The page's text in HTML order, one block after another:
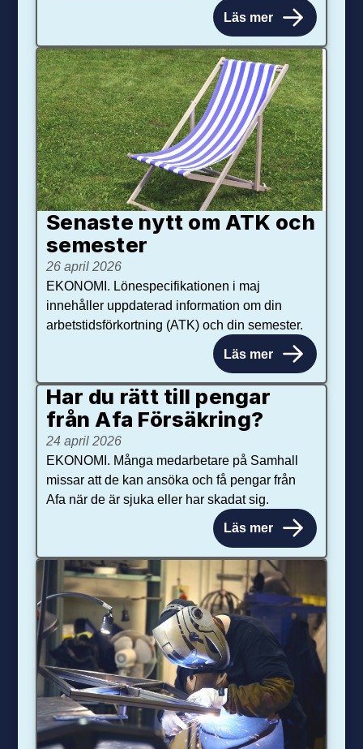
Läs mer
Senaste nytt om ATK och
se­mester
26 april 2026
EKONOMI. Lönespecifikationen i maj
innehåller uppdaterad information om din
arbetstidsförkortning (ATK) och din semester.
Läs mer
Har du rätt till pengar
från Afa Försäkring?
24 april 2026
EKONOMI. Många medarbetare på Samhall
missar att de kan ansöka och få pengar från
Afa när de är sjuka eller har skadat sig.
Läs mer